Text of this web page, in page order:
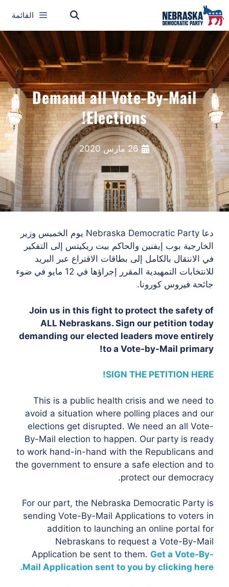
القائمة
Demand all Vote-By-Mail
Elections!
26 مارس 2020
دعا Nebraska Democratic Party يوم الخميس وزير
الخارجية بوب إيفنين والحاكم بيت ريكيتس إلى التفكير
في الانتقال بالكامل إلى بطاقات الاقتراع عبر البريد
للانتخابات التمهيدية المقرر إجراؤها في 12 مايو في ضوء
جائحة فيروس كورونا.
Join us in this fight to protect the safety of
ALL Nebraskans. Sign our petition today
demanding our elected leaders move entirely
to a Vote-by-Mail primary!
SIGN THE PETITION HERE!
This is a public health crisis and we need to
avoid a situation where polling places and our
elections get disrupted. We need an all Vote-
By-Mail election to happen. Our party is ready
to work hand-in-hand with the Republicans and
the government to ensure a safe election and to
protect our democracy.
For our part, the Nebraska Democratic Party is
sending Vote-By-Mail Applications to voters in
addition to launching an online portal for
Nebraskans to request a Vote-By-Mail
Application be sent to them. Get a Vote-By-
Mail Application sent to you by clicking here.